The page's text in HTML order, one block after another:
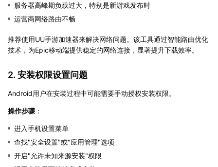
服务器高峰期负载过大，特别是新游戏发布时
运营商网络路由不畅
推荐使用UU手游加速器来解决网络问题。该工具通过智能路由优化
技术，为Epic移动端提供稳定的网络连接，显著提升下载效率。
2. 安装权限设置问题
Android用户在安装过程中可能需要手动授权安装权限。
操作步骤 ：
进入手机设置菜单
查找"安全设置"或"应用管理"选项
开启"允许未知来源安装"权限